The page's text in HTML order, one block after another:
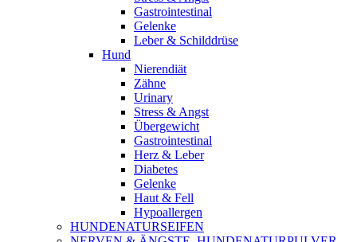
Gastrointestinal
Gelenke
Leber & Schilddrüse
Hund
Nierendiät
Zähne
Urinary
Stress & Angst
Übergewicht
Gastrointestinal
Herz & Leber
Diabetes
Gelenke
Haut & Fell
Hypoallergen
HUNDENATURSEIFEN